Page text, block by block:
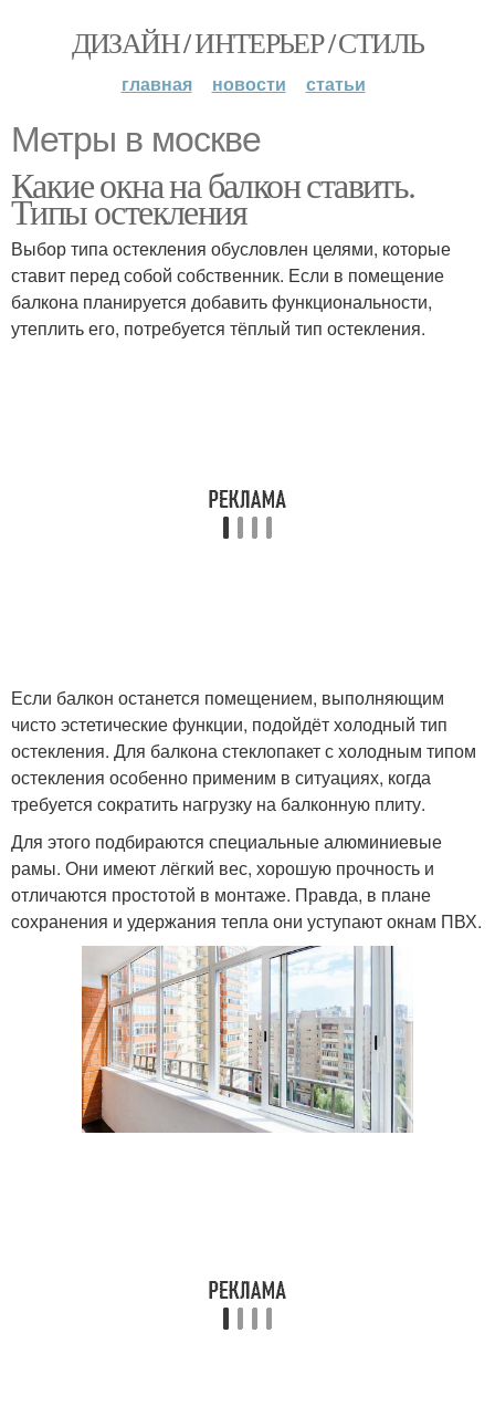
ДИЗАЙН / ИНТЕРЬЕР / СТИЛЬ
главная новости статьи
Метры в москве
Какие окна на балкон ставить.
Типы остекления
Выбор типа остекления обусловлен целями, которые
ставит перед собой собственник. Если в помещение
балкона планируется добавить функциональности,
утеплить его, потребуется тёплый тип остекления.
Если балкон останется помещением, выполняющим
чисто эстетические функции, подойдёт холодный тип
остекления. Для балкона стеклопакет с холодным типом
остекления особенно применим в ситуациях, когда
требуется сократить нагрузку на балконную плиту.
Для этого подбираются специальные алюминиевые
рамы. Они имеют лёгкий вес, хорошую прочность и
отличаются простотой в монтаже. Правда, в плане
сохранения и удержания тепла они уступают окнам ПВХ.